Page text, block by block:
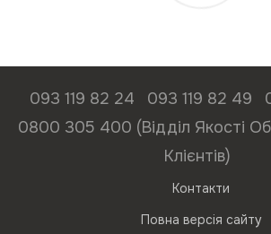
093 119 82 24 093 119 82 49
0800 305 400 (Відділ Якості
Клієнтів)
Контакти
Повна версія сайту